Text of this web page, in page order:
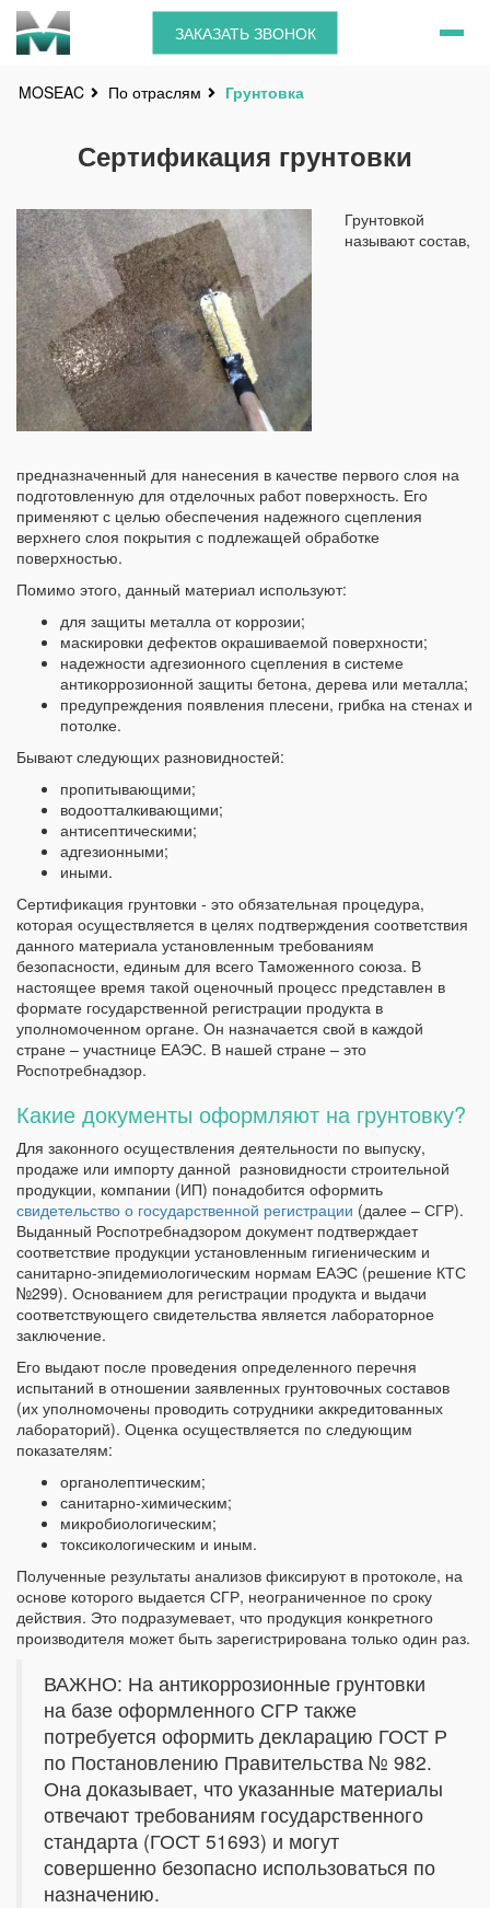
ЗАКАЗАТЬ ЗВОНОК
MOSEAC По отраслям Грунтовка
Сертификация грунтовки
Грунтовкой
называют состав,
предназначенный для нанесения в качестве первого слоя на
подготовленную для отделочных работ поверхность. Его
применяют с целью обеспечения надежного сцепления
верхнего слоя покрытия с подлежащей обработке
поверхностью.
Помимо этого, данный материал используют:
для защиты металла от коррозии;
маскировки дефектов окрашиваемой поверхности;
надежности адгезионного сцепления в системе
антикоррозионной защиты бетона, дерева или металла;
предупреждения появления плесени, грибка на стенах и
потолке.
Бывают следующих разновидностей:
пропитывающими;
водоотталкивающими;
антисептическими;
адгезионными;
иными.
Сертификация грунтовки - это обязательная процедура,
которая осуществляется в целях подтверждения соответствия
данного материала установленным требованиям
безопасности, единым для всего Таможенного союза. В
настоящее время такой оценочный процесс представлен в
формате государственной регистрации продукта в
уполномоченном органе. Он назначается свой в каждой
стране – участнице ЕАЭС. В нашей стране – это
Роспотребнадзор.
Какие документы оформляют на грунтовку?
Для законного осуществления деятельности по выпуску,
продаже или импорту данной разновидности строительной
продукции, компании (ИП) понадобится оформить
свидетельство о государственной регистрации (далее – СГР).
Выданный Роспотребнадзором документ подтверждает
соответствие продукции установленным гигиеническим и
санитарно-эпидемиологическим нормам ЕАЭС (решение КТС
№299). Основанием для регистрации продукта и выдачи
соответствующего свидетельства является лабораторное
заключение.
Его выдают после проведения определенного перечня
испытаний в отношении заявленных грунтовочных составов
(их уполномочены проводить сотрудники аккредитованных
лабораторий). Оценка осуществляется по следующим
показателям:
органолептическим;
санитарно-химическим;
микробиологическим;
токсикологическим и иным.
Полученные результаты анализов фиксируют в протоколе, на
основе которого выдается СГР, неограниченное по сроку
действия. Это подразумевает, что продукция конкретного
производителя может быть зарегистрирована только один раз.
ВАЖНО: На антикоррозионные грунтовки
на базе оформленного СГР также
потребуется оформить декларацию ГОСТ Р
по Постановлению Правительства № 982.
Она доказывает, что указанные материалы
отвечают требованиям государственного
стандарта (ГОСТ 51693) и могут
совершенно безопасно использоваться по
назначению.